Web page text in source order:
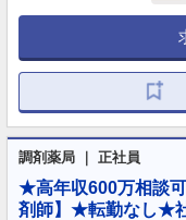
調剤薬局 ｜ 正社員
★高年収600万相談
剤師】★転勤なし★